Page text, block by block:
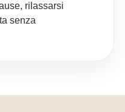
rilassarsi
senza